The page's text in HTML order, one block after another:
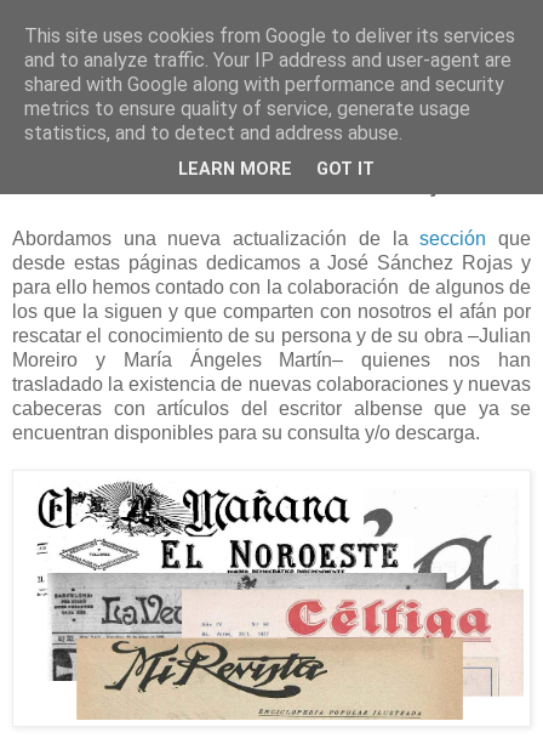
Nuevos artículos de Sánchez Rojas
Abordamos una nueva actualización de lasecciónque
desde estas páginas dedicamos a José Sánchez Rojas y
para ello hemos contado con la colaboración de algunos de
los que la siguen y que comparten con nosotros el afán por
rescatar el conocimiento de su persona y de su obra –Julian
Moreiro y María Ángeles Martín– quienes nos han
trasladado la existencia de nuevas colaboraciones y nuevas
cabeceras con artículos del escritor albense que ya se
encuentran disponibles para su consulta y/o descarga.
This site uses cookies from Google to deliver its services
and to analyze traffic. Your IP address and user-agent are
shared with Google along with performance and security
metrics to ensure quality of service, generate usage
statistics, and to detect and address abuse.
LEARN MORE GOT IT